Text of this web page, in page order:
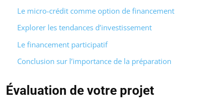
Le micro-crédit comme option de financement
Explorer les tendances d’investissement
Le financement participatif
Conclusion sur l’importance de la préparation
Évaluation de votre projet